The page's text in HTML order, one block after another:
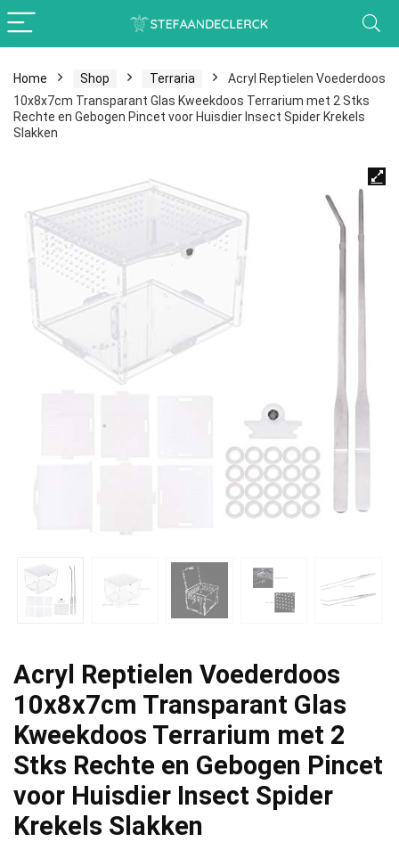
Home Shop Terraria
Acryl Reptielen Voederdoos
10x8x7cm Transparant Glas Kweekdoos Terrarium met 2 Stks
Rechte en Gebogen Pincet voor Huisdier Insect Spider Krekels
Slakken
Acryl Reptielen Voederdoos
10x8x7cm Transparant Glas
Kweekdoos Terrarium met 2
Stks Rechte en Gebogen Pincet
voor Huisdier Insect Spider
Krekels Slakken